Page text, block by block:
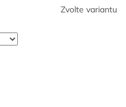
Zvolte variantu